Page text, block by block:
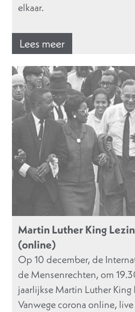
elkaar.
Lees meer
Martin Luther King
(online)
Op 10 december, de
de Mensenrechten, om
jaarlijkse Martin Luther King
Vanwege corona online,